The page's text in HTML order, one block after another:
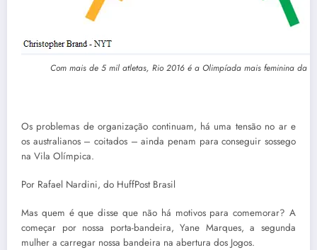
Com mais de 5 mil atletas, Rio 2016 é a Olimpíada mais feminina da
Os problemas de organização continuam, há uma tensão no ar e
os australianos – coitados – ainda penam para conseguir sossego
na Vila Olímpica.
Por Rafael Nardini, do HuffPost Brasil
Mas quem é que disse que não há motivos para comemorar? A
começar por nossa porta-bandeira, Yane Marques, a segunda
mulher a carregar nossa bandeira na abertura dos Jogos.